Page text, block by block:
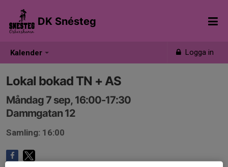
Kalender Logga in
DK Snésteg
Lokal bokad TN + AS
Måndag 7 sep, 16:00-17:30
Dammgatan 12
Samling: 16:00